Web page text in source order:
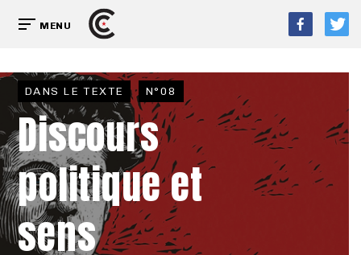
MENU
DANS LE TEXTE N°08
Discours
politique et
sens